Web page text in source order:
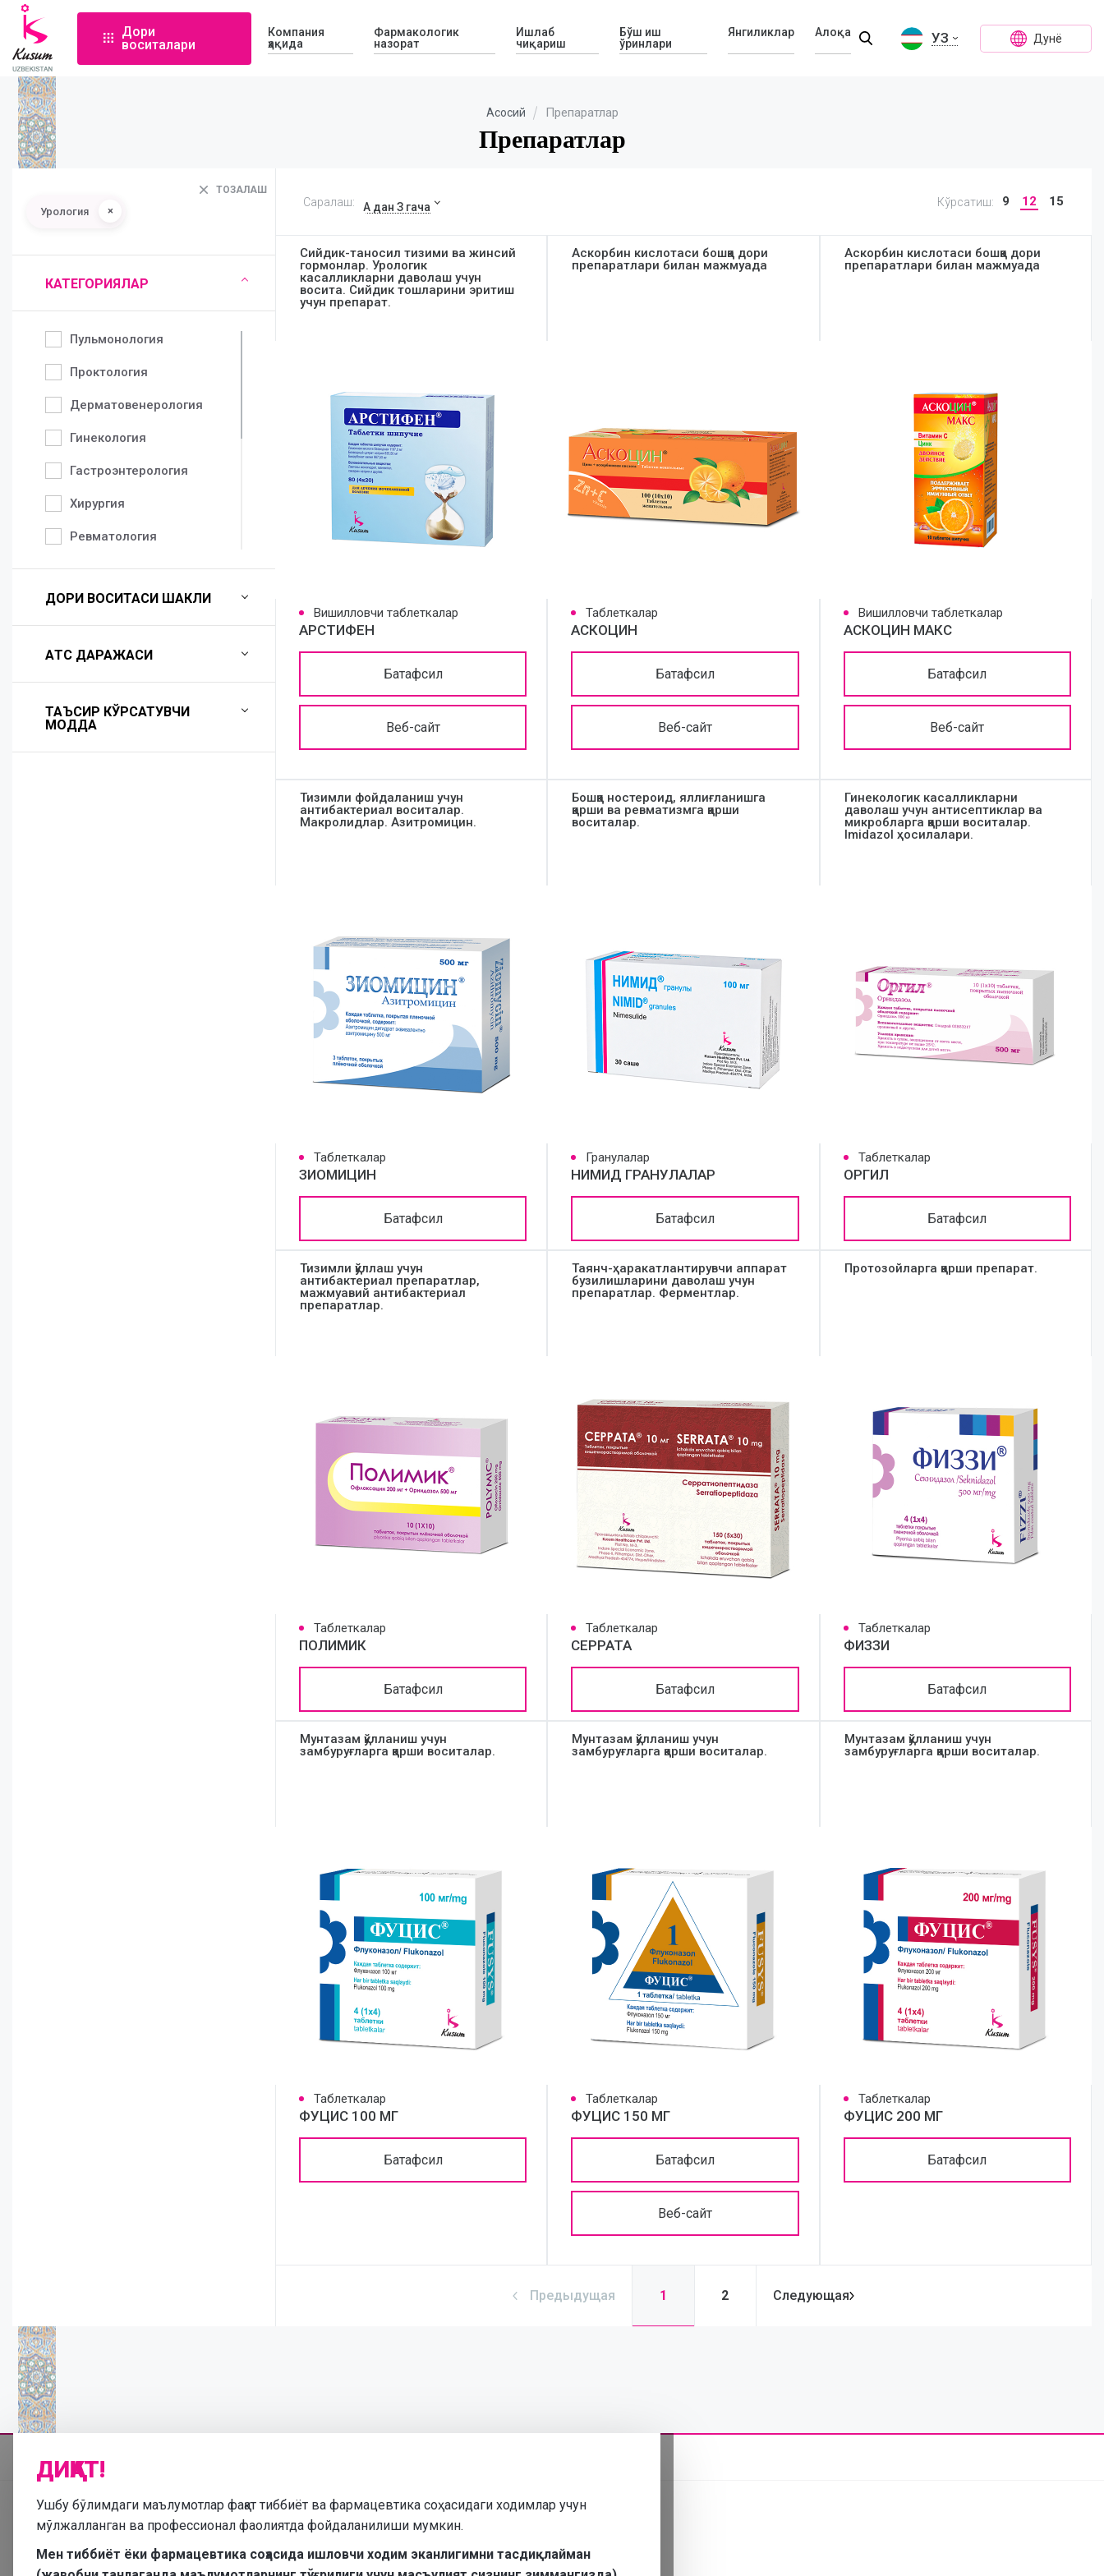
Дори
воситалари
Компания
ҳақида
Фармакологик
назорат
Ишлаб
чиқариш
Бўш иш
ўринлари
Янгиликлар Алоқа УЗ Дунё
Асосий Препаратлар
Препаратлар
Урология ×
ТОЗАЛАШ
КАТЕГОРИЯЛАР
Пульмонология
Проктология
Дерматовенерология
Гинекология
Гастроэнтерология
Хирургия
Ревматология
Педиатрия
Неврология
Травматология
Терапия
ДОРИ ВОСИТАСИ ШАКЛИ
AТС ДАРАЖАСИ
ТАЪСИР КЎРСАТУВЧИ
МОДДА
Саралаш: А дан З гача Кўрсатиш: 9 12 15
Сийдик-таносил тизими ва жинсий
гормонлар. Урологик
касалликларни даволаш учун
восита. Сийдик тошларини эритиш
учун препарат.
Вишилловчи таблеткалар
АРСТИФЕН
Батафсил
Веб-сайт
Аскорбин кислотаси бошқа дори
препаратлари билан мажмуада
Таблеткалар
АСКОЦИН
Батафсил
Веб-сайт
Аскорбин кислотаси бошқа дори
препаратлари билан мажмуада
Вишилловчи таблеткалар
АСКОЦИН МАКС
Батафсил
Веб-сайт
Тизимли фойдаланиш учун
антибактериал воситалар.
Макролидлар. Азитромицин.
Таблеткалар
ЗИОМИЦИН
Батафсил
Бошқа ностероид, яллиғланишга
қарши ва ревматизмга қарши
воситалар.
Гранулалар
НИМИД ГРАНУЛАЛАР
Батафсил
Гинекологик касалликларни
даволаш учун антисептиклар ва
микробларга қарши воситалар.
Imidazol ҳосилалари.
Таблеткалар
ОРГИЛ
Батафсил
Тизимли қўллаш учун
антибактериал препаратлар,
мажмуавий антибактериал
препаратлар.
Таблеткалар
ПОЛИМИК
Батафсил
Таянч-ҳаракатлантирувчи аппарат
бузилишларини даволаш учун
препаратлар. Ферментлар.
Таблеткалар
СЕРРАТА
Батафсил
Протозойларга қарши препарат.
Таблеткалар
ФИЗЗИ
Батафсил
Мунтазам қўлланиш учун
замбуруғларга қарши воситалар.
Таблеткалар
ФУЦИС 100 МГ
Батафсил
Мунтазам қўлланиш учун
замбуруғларга қарши воситалар.
Таблеткалар
ФУЦИС 150 МГ
Батафсил
Веб-сайт
Мунтазам қўлланиш учун
замбуруғларга қарши воситалар.
Таблеткалар
ФУЦИС 200 МГ
Батафсил
Предыдущая 1 2 Следующая
ДИҚҚАТ!
Ушбу бўлимдаги маълумотлар фақат тиббиёт ва фармацевтика соҳасидаги ходимлар учун
мўлжалланган ва профессионал фаолиятда фойдаланилиши мумкин.
Мен тиббиёт ёки фармацевтика соҳасида ишловчи ходим эканлигимни тасдиқлайман